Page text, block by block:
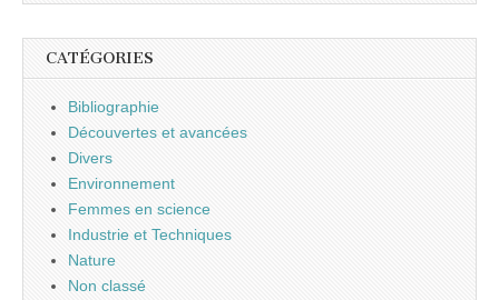
CATÉGORIES
Bibliographie
Découvertes et avancées
Divers
Environnement
Femmes en science
Industrie et Techniques
Nature
Non classé